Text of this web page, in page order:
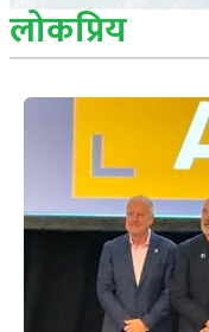
लोकप्रिय